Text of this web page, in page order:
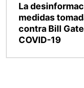
La
medidas
contra Bill
COVID-19